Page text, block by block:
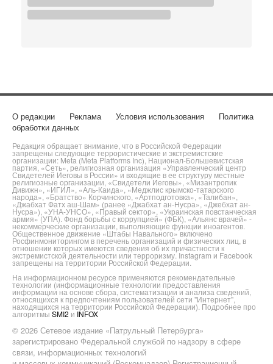
О редакции Реклама Условия использования
Политика
обработки данных
Редакция обращает внимание, что в Российской Федерации
запрещены следующие террористические и экстремистские
организации: Meta (Meta Platforms Inc), Национал-Большевистская
партия, «Сеть», религиозная организация «Управленческий центр
Свидетелей Иеговы в России» и входящие в ее структуру местные
религиозные организации, «Свидетели Иеговы», «Мизантропик
Дивижн», «ИГИЛ», «Аль-Каида», «Меджлис крымско-татарского
народа», «Братство» Корчинского, «Артподготовка», «Талибан»,
«Джабхат Фатх аш-Шам» (ранее «Джабхат ан-Нусра», «Джебхат ан-
Нусра»), «УНА-УНСО», «Правый сектор», «Украинская повстанческая
армия» (УПА). Фонд борьбы с коррупцией» (ФБК), «Альянс врачей» -
некоммерческие организации, выполняющие функции иноагентов.
Общественное движение «Штабы Навального» включено
Росфинмониторингом в перечень организаций и физических лиц, в
отношении которых имеются сведения об их причастности к
экстремистской деятельности или терроризму. Instagram и Facebook
запрещены на территории Российской Федерации.
На информационном ресурсе применяются рекомендательные
технологии (информационные технологии предоставления
информации на основе сбора, систематизации и анализа сведений,
относящихся к предпочтениям пользователей сети "Интернет",
находящихся на территории Российской Федерации). Подробнее про
алгоритмы SMI2 и INFOX
© 2026 Сетевое издание «Патрульный Петербурга»
зарегистрировано Федеральной службой по надзору в сфере
связи, информационных технологий